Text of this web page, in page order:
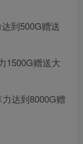
到500G赠送
1500G赠送大
达到8000G赠